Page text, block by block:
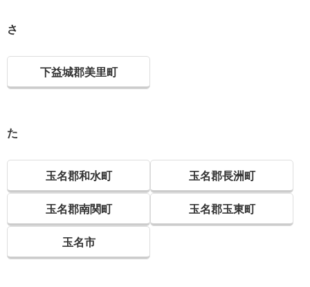
さ
下益城郡美里町
た
玉名郡和水町 玉名郡長洲町
玉名郡南関町 玉名郡玉東町
玉名市